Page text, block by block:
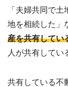
「夫婦共同で
地を相続した」
産を共有してい
人が共有してい
共有している不